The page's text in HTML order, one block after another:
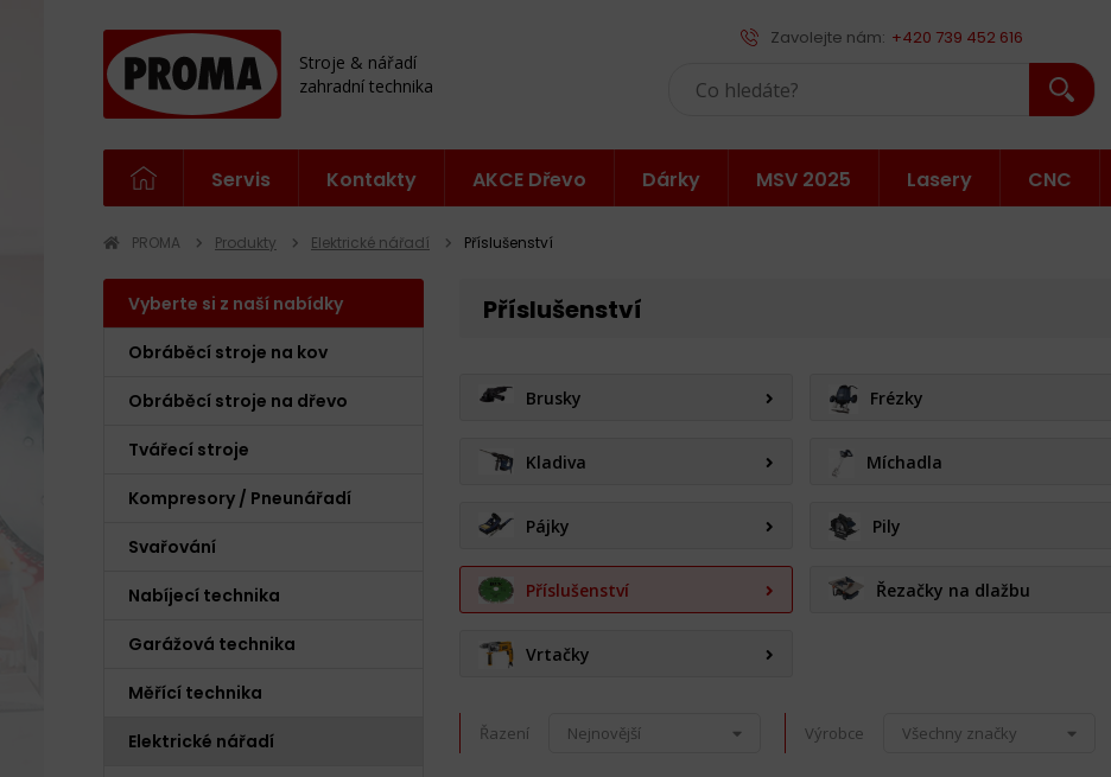
Stroje & nářadí
zahradní technika
Zavolejte nám: +420 739 452 616
Servis Kontakty AKCE Dřevo Dárky MSV 2025 Lasery CNC
PROMA Produkty Elektrické nářadí Příslušenství
Vyberte si z naší nabídky
Obráběcí stroje na kov
Obráběcí stroje na dřevo
Tvářecí stroje
Kompresory / Pneunářadí
Svařování
Nabíjecí technika
Garážová technika
Měřící technika
Elektrické nářadí
Příslušenství
Brusky Frézky
Kladiva Míchadla
Pájky Pily
Příslušenství Řezačky na dlažbu
Vrtačky
Řazení Nejnovější Výrobce Všechny značky